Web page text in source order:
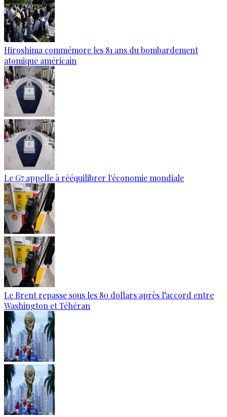
Hiroshima commémore les 81 ans du bombardement
atomique américain
Le G7 appelle à rééquilibrer l'économie mondiale
Le Brent repasse sous les 80 dollars après l’accord entre
Washington et Téhéran